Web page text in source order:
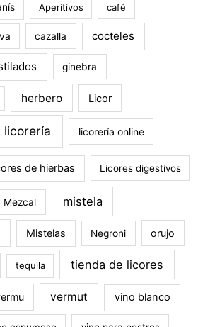
Aperitivos café
cazalla cocteles
ginebra
herbero Licor
licorería licorería online
de hierbas Licores digestivos
Mezcal mistela
Mistelas Negroni orujo
tequila tienda de licores
vermut vino blanco